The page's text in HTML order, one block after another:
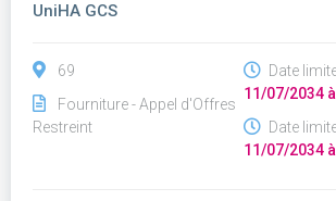
UniHA GCS
69
Fourniture - Appel d'Offres
Restreint
Date
11/07/2034
Date
11/07/2034